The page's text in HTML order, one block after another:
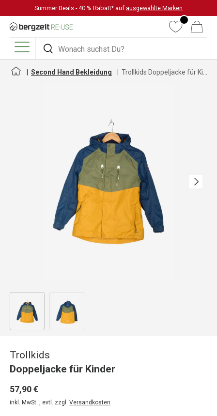
DIREKT ZUM INHALT
Summer Deals - 40 % Rabatt* auf ausgewählte Marken
Suchen
Suchen
WunschlisteWarenkorb
Menü
Second Hand Bekleidung
Nächste
Bild 1 in Galerieansicht laden
Trollkids
Doppeljacke für Kinder
57,90 €
inkl. MwSt. , evtl. zzgl. Versandkosten